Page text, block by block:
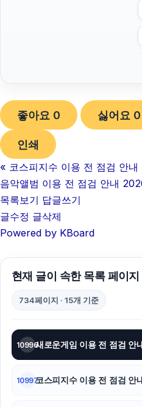
좋아요 0 싫어요 0
인쇄
« 코스피지수 이용 전 점검 안
음악앨범 이용 전 점검 안내
목록보기 답글쓰기
글수정 글삭제
Powered by KBoard
현재 글이 속한 목록 페이지
734페이지 · 15개 기준
10996새로운게임 이용 전 점검
10997코스피지수 이용 전 점검